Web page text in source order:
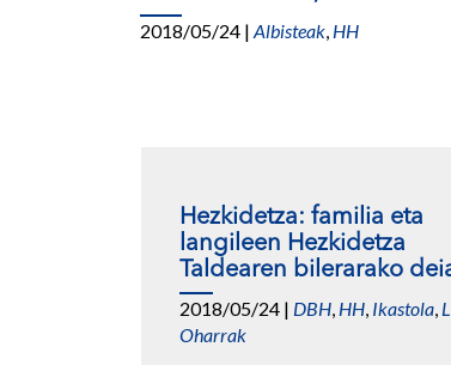
2018/05/24 | Albisteak HH
Hezkidetza: familia eta
langileen Hezkidetza
Taldearen bilerarako
2018/05/24 | DBH HH Ikastola
Oharrak